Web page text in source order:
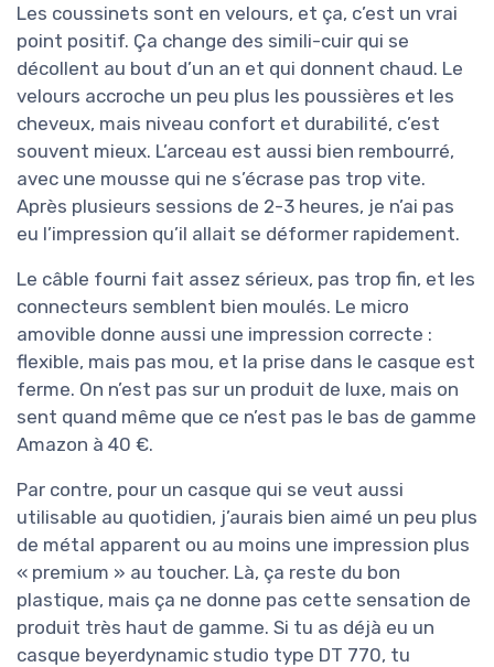
Les coussinets sont en velours, et ça, c’est un vrai
point positif. Ça change des simili-cuir qui se
décollent au bout d’un an et qui donnent chaud. Le
velours accroche un peu plus les poussières et les
cheveux, mais niveau confort et durabilité, c’est
souvent mieux. L’arceau est aussi bien rembourré,
avec une mousse qui ne s’écrase pas trop vite.
Après plusieurs sessions de 2-3 heures, je n’ai pas
eu l’impression qu’il allait se déformer rapidement.
Le câble fourni fait assez sérieux, pas trop fin, et les
connecteurs semblent bien moulés. Le micro
amovible donne aussi une impression correcte :
flexible, mais pas mou, et la prise dans le casque est
ferme. On n’est pas sur un produit de luxe, mais on
sent quand même que ce n’est pas le bas de gamme
Amazon à 40 €.
Par contre, pour un casque qui se veut aussi
utilisable au quotidien, j’aurais bien aimé un peu plus
de métal apparent ou au moins une impression plus
« premium » au toucher. Là, ça reste du bon
plastique, mais ça ne donne pas cette sensation de
produit très haut de gamme. Si tu as déjà eu un
casque beyerdynamic studio type DT 770, tu